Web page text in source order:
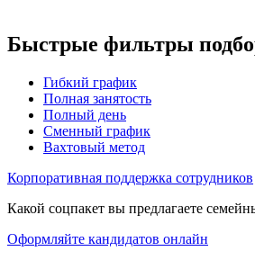
Быстрые фильтры
Гибкий график
Полная занятость
Полный день
Сменный график
Вахтовый метод
Корпоративная поддержка сотрудников
Какой соцпакет вы предлагаете
Оформляйте кандидатов онлайн